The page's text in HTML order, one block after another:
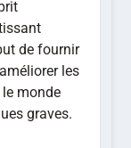
de fournir
les
monde
graves.